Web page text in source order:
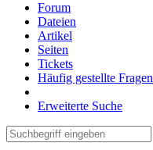
Forum
Dateien
Artikel
Seiten
Tickets
Häufig gestellte Fragen
Erweiterte Suche